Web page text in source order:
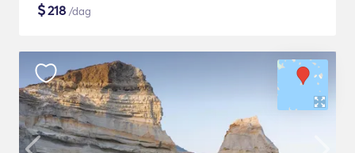
$218 /dag